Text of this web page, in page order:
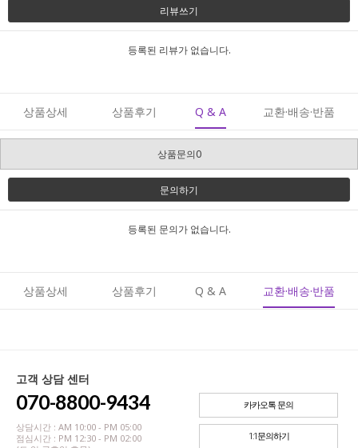
리뷰쓰기
등록된 리뷰가 없습니다.
상품상세 상품후기 Q & A 교환·배송·반품
상품문의0
문의하기
등록된 문의가 없습니다.
상품상세 상품후기 Q & A 교환·배송·반품
고객 상담 센터
070-8800-9434
상담시간 : AM 10:00 - PM 05:00
점심시간 : PM 12:30 - PM 02:00
카카오톡 문의
1:1문의하기